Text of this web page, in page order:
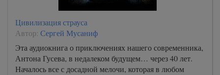
Цивилизация страуса
Автор: Сергей Мусаниф
Эта аудиокнига о приключениях нашего современника,
Антона Гусева, в недалеком будущем… через 40 лет.
Началось все с досадной мелочи, которая в любом